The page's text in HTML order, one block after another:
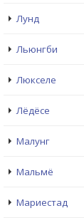
Лунд
Льюнгби
Люкселе
Лёдёсе
Малунг
Мальмё
Мариестад